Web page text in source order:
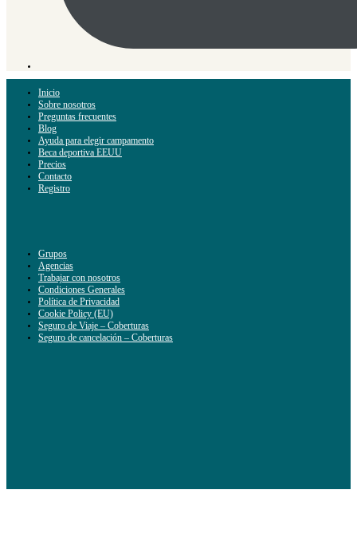
Inicio
Sobre nosotros
Preguntas frecuentes
Blog
Ayuda para elegir campamento
Beca deportiva EEUU
Precios
Contacto
Registro
Grupos
Agencias
Trabajar con nosotros
Condiciones Generales
Política de Privacidad
Cookie Policy (EU)
Seguro de Viaje – Coberturas
Seguro de cancelación – Coberturas